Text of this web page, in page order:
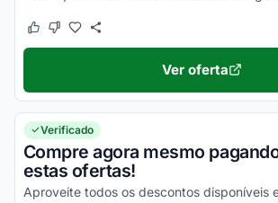
Este cupom funcionou
Este cupom não funcionou
Ver oferta
Verificado
Compre agora mesmo
estas ofertas!